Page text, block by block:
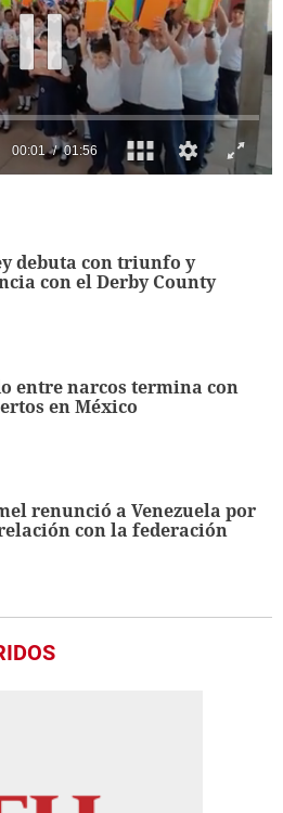
debuta con triunfo y
con el Derby County
entre narcos termina con
en México
renunció a Venezuela por
con la federación